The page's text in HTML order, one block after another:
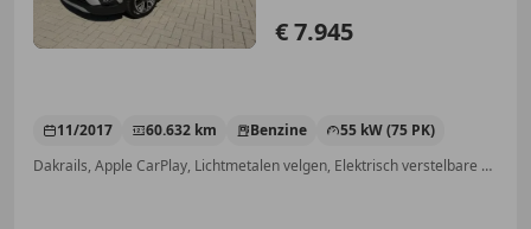
€ 7.945
11/2017 60.632 km Benzine
55 kW (75 PK)
Dakrails, Apple CarPlay, Lichtmetalen velgen, Elektrisch verstelbare buitenspiegels, Mistlampen, Getinte ramen, Android Auto, Airconditioning